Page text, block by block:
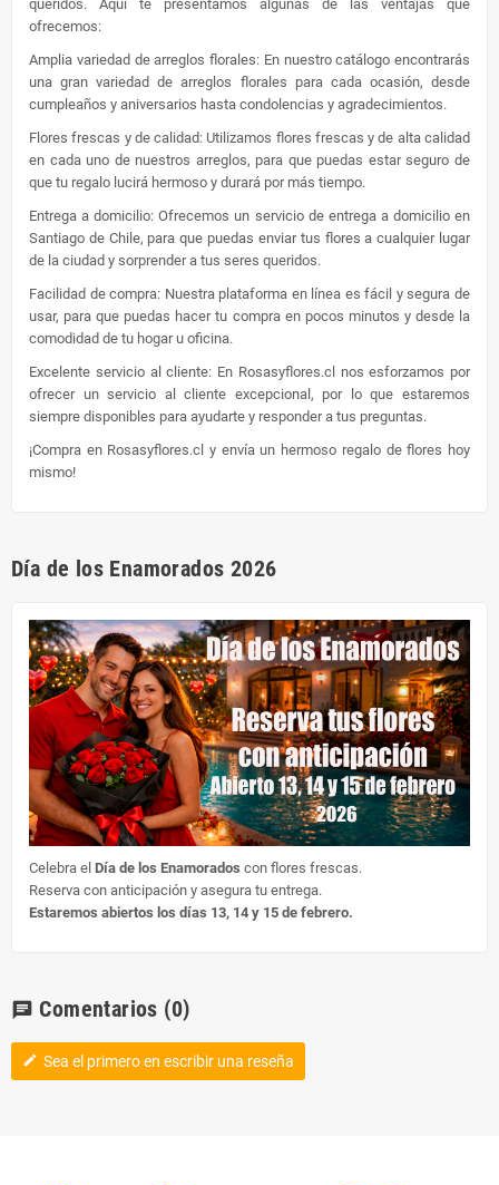
queridos. Aquí te presentamos algunas de las ventajas que
ofrecemos:
Amplia variedad de arreglos florales: En nuestro catálogo encontrarás
una gran variedad de arreglos florales para cada ocasión, desde
cumpleaños y aniversarios hasta condolencias y agradecimientos.
Flores frescas y de calidad: Utilizamos flores frescas y de alta calidad
en cada uno de nuestros arreglos, para que puedas estar seguro de
que tu regalo lucirá hermoso y durará por más tiempo.
Entrega a domicilio: Ofrecemos un servicio de entrega a domicilio en
Santiago de Chile, para que puedas enviar tus flores a cualquier lugar
de la ciudad y sorprender a tus seres queridos.
Facilidad de compra: Nuestra plataforma en línea es fácil y segura de
usar, para que puedas hacer tu compra en pocos minutos y desde la
comodidad de tu hogar u oficina.
Excelente servicio al cliente: En Rosasyflores.cl nos esforzamos por
ofrecer un servicio al cliente excepcional, por lo que estaremos
siempre disponibles para ayudarte y responder a tus preguntas.
¡Compra en Rosasyflores.cl y envía un hermoso regalo de flores hoy
mismo!
Día de los Enamorados 2026
Celebra el Día de los Enamorados con flores frescas.
Reserva con anticipación y asegura tu entrega.
Estaremos abiertos los días 13, 14 y 15 de febrero.
chat Comentarios (0)
edit Sea el primero en escribir una reseña